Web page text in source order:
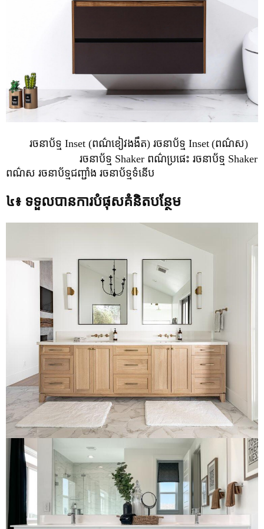
រចនាប័ទ្ម Inset (ពណ៌ខៀវងងឹត) រចនាប័ទ្ម Inset (ពណ៌ស)
រចនាប័ទ្ម Shaker ពណ៌ប្រផេះ រចនាប័ទ្ម Shaker
ពណ៌ស រចនាប័ទ្មជញ្ជាំង រចនាប័ទ្មទំនើប
៤៖ ទទួលបានការបំផុសគំនិតបន្ថែម